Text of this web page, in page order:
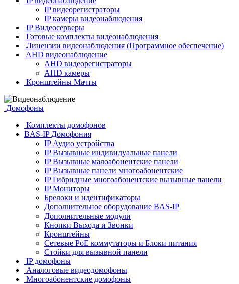
IP видеорегистраторы
IP камеры видеонаблюдения
IP Видеосерверы
Готовые комплекты видеонаблюдения
Лицензии видеонаблюдения (Программное обеспечение)
AHD видеонаблюдение
AHD видеорегистраторы
AHD камеры
Кронштейны Мачты
Домофоны
Комплекты домофонов
BAS-IP Домофония
IP Аудио устройства
IP Вызывные индивидуальные панели
IP Вызывные малоабонентские панели
IP Вызывные панели многоабонентские
IP Гибридные многоабонентские вызывные панели
IP Мониторы
Брелоки и идентификаторы
Дополнительное оборудование BAS-IP
Дополнительные модули
Кнопки Выхода и Звонки
Кронштейны
Сетевые PoE коммутаторы и Блоки питания
Стойки для вызывной панели
IP домофоны
Аналоговые видеодомофоны
Многоабонентские домофоны